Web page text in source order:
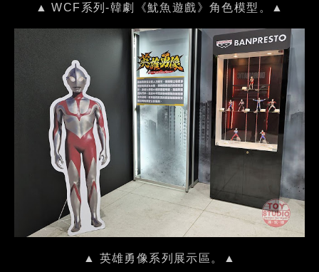
▲ WCF系列-韓劇《魷魚遊戲》角色模型。▲
▲ 英雄勇像系列展示區。▲